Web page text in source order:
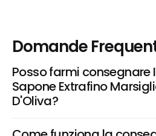
Domande
Posso farmi consegnare
Sapone Extrafino
D'Oliva?